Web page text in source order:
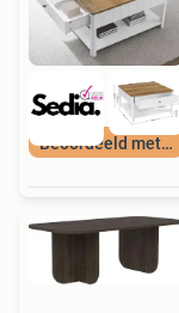
Beoordeeld met 9+